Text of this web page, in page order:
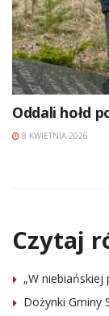
Oddali hołd
8 KWIETNIA 2026
Czytaj
„W niebiańskiej
Dożynki Gminy